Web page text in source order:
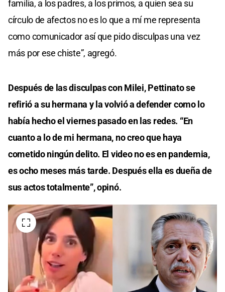
familia, a los padres, a los primos, a quien sea su
círculo de afectos no es lo que a mí me representa
como comunicador así que pido disculpas una vez
más por ese chiste”, agregó.
Después de las disculpas con Milei, Pettinato se
refirió a su hermana y la volvió a defender como lo
había hecho el viernes pasado en las redes. “En
cuanto a lo de mi hermana, no creo que haya
cometido ningún delito. El video no es en pandemia,
es ocho meses más tarde. Después ella es dueña de
sus actos totalmente”, opinó.